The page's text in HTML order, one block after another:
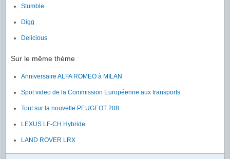
Stumble
Digg
Delicious
Sur le même thème
Anniversaire ALFA ROMEO à MILAN
Spot video de la Commission Européenne aux transports
Tout sur la nouvelle PEUGEOT 208
LEXUS LF-CH Hybride
LAND ROVER LRX